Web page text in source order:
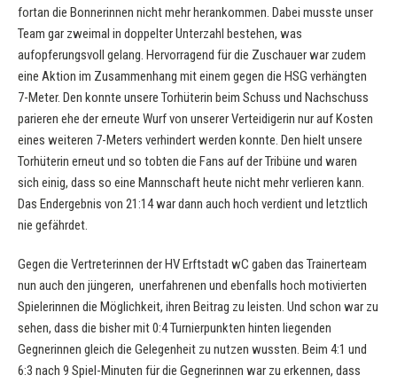
fortan die Bonnerinnen nicht mehr herankommen. Dabei musste unser
Team gar zweimal in doppelter Unterzahl bestehen, was
aufopferungsvoll gelang. Hervorragend für die Zuschauer war zudem
eine Aktion im Zusammenhang mit einem gegen die HSG verhängten
7-Meter. Den konnte unsere Torhüterin beim Schuss und Nachschuss
parieren ehe der erneute Wurf von unserer Verteidigerin nur auf Kosten
eines weiteren 7-Meters verhindert werden konnte. Den hielt unsere
Torhüterin erneut und so tobten die Fans auf der Tribüne und waren
sich einig, dass so eine Mannschaft heute nicht mehr verlieren kann.
Das Endergebnis von 21:14 war dann auch hoch verdient und letztlich
nie gefährdet.
Gegen die Vertreterinnen der HV Erftstadt wC gaben das Trainerteam
nun auch den jüngeren, unerfahrenen und ebenfalls hoch motivierten
Spielerinnen die Möglichkeit, ihren Beitrag zu leisten. Und schon war zu
sehen, dass die bisher mit 0:4 Turnierpunkten hinten liegenden
Gegnerinnen gleich die Gelegenheit zu nutzen wussten. Beim 4:1 und
6:3 nach 9 Spiel-Minuten für die Gegnerinnen war zu erkennen, dass